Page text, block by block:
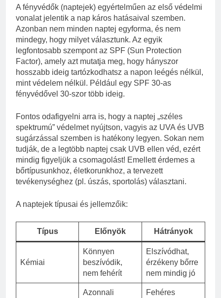
A fényvédők (naptejek) egyértelműen az első védelmi
vonalat jelentik a nap káros hatásaival szemben.
Azonban nem minden naptej egyforma, és nem
mindegy, hogy milyet választunk. Az egyik
legfontosabb szempont az SPF (Sun Protection
Factor), amely azt mutatja meg, hogy hányszor
hosszabb ideig tartózkodhatsz a napon leégés nélkül,
mint védelem nélkül. Például egy SPF 30-as
fényvédővel 30-szor több ideig.
Fontos odafigyelni arra is, hogy a naptej „széles
spektrumú” védelmet nyújtson, vagyis az UVA és UVB
sugárzással szemben is hatékony legyen. Sokan nem
tudják, de a legtöbb naptej csak UVB ellen véd, ezért
mindig figyeljük a csomagolást! Emellett érdemes a
bőrtípusunkhoz, életkorunkhoz, a tervezett
tevékenységhez (pl. úszás, sportolás) választani.
A naptejek típusai és jellemzőik:
Típus Előnyök Hátrányok
Kémiai
Könnyen
beszívódik,
nem fehérít
Elszívódhat,
érzékeny bőrre
nem mindig jó
Azonnali
Fehéres